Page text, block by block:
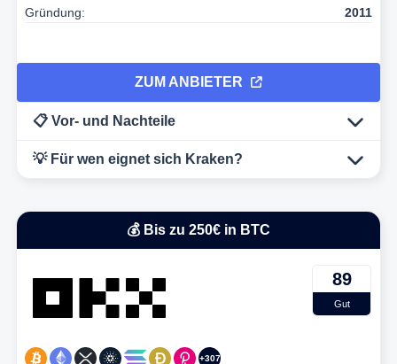
Gründung: 2011
ZUM ANBIETER
📋 Vor- und Nachteile
💡 Für wen eignet sich Kraken?
💰 Bis zu 250€ in BTC
89
Gut
+307